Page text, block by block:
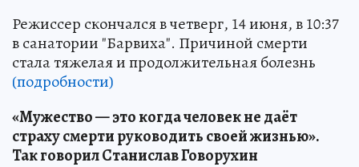
Режиссер скончался в четверг, 14 июня, в 10:37
в санатории "Барвиха". Причиной смерти
стала тяжелая и продолжительная болезнь
(подробности)
«Мужество — это когда человек не даёт
страху смерти руководить своей жизнью».
Так говорил Станислав Говорухин